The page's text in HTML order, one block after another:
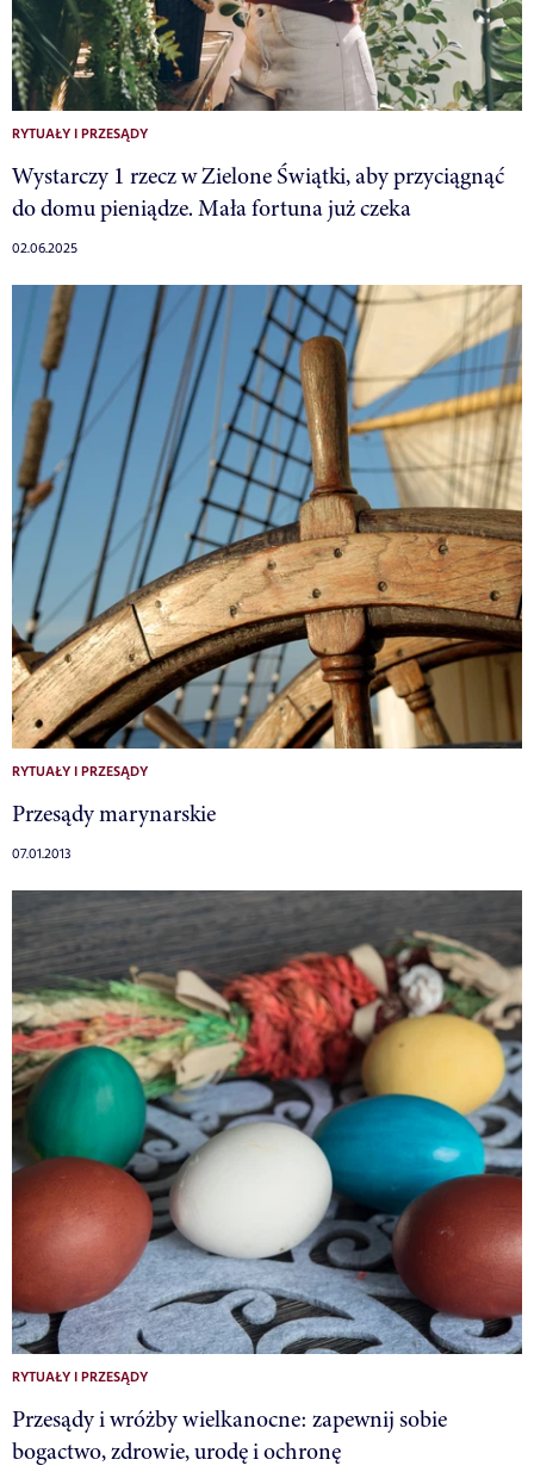
RYTUAŁY I PRZESĄDY
Wystarczy 1 rzecz w Zielone Świątki, aby przyciągnąć
do domu pieniądze. Mała fortuna już czeka
02.06.2025
RYTUAŁY I PRZESĄDY
Przesądy marynarskie
07.01.2013
RYTUAŁY I PRZESĄDY
Przesądy i wróżby wielkanocne: zapewnij sobie
bogactwo, zdrowie, urodę i ochronę